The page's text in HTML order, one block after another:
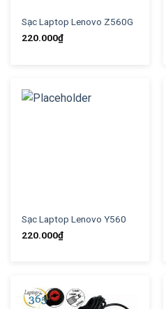
Sạc Laptop Lenovo Z560G
220.000₫
Sạc Laptop Lenovo Y560
220.000₫